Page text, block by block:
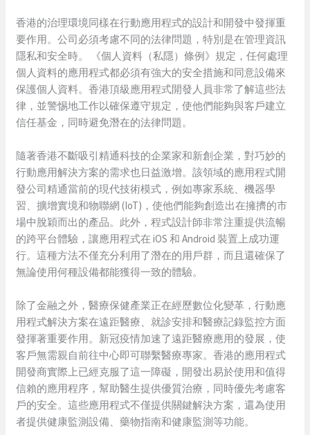
香港的治理環境同樣在行動應用程式的設計和開發中發揮重
要作用。公司必須考慮不同的法律問題，特別是在管理資訊
隱私和安全時。 《個人資料（私隱）條例》規定，任何處理
個人資料的應用程式都必須有強大的安全措施和同意設備來
保護個人資料。香港頂級應用程式開發人員非常了解這些法
律，並警惕地工作以確保遵守規定，使他們能夠與客戶建立
信任基金，同時避免潛在的法律問題。
隨著香港不斷吸引精通科技的企業家和新創企業，對巧妙的
行動應用解決方案的需求也日益激增。該領域的應用程式開
發公司精通當前的現代技術模式，例如專家系統、機器學
習、擴增實境和物聯網 (IoT)，使他們能夠創造出在擁擠的市
場中脫穎而出的產品。此外，程式設計師非常注重提供流暢
的跨平台體驗，讓應用程式在 iOS 和 Android 裝置上成功運
行。這種方法不僅充分利用了潛在的用戶群，而且還確保了
無論使用何種設備都能獲得一致的體驗。
除了金融之外，醫療保健產業正在經歷數位化變革，行動應
用程式解決方案在遠距醫療、就診安排和醫療記錄監控方面
發揮著重要作用。新冠疫情加速了遠距醫療應用的發展，使
客戶無需親自前往中心即可聯繫醫療專家。香港的應用程式
開發商實際上已經克服了這一障礙，開發出易於使用和值得
信賴的應用程序，幫助醫生提供優質治療，同時優先考慮客
戶的安全。這些應用程式不僅提供關鍵解決方案，還為使用
者提供健康監測設備、藥物指南和健康監測等功能。